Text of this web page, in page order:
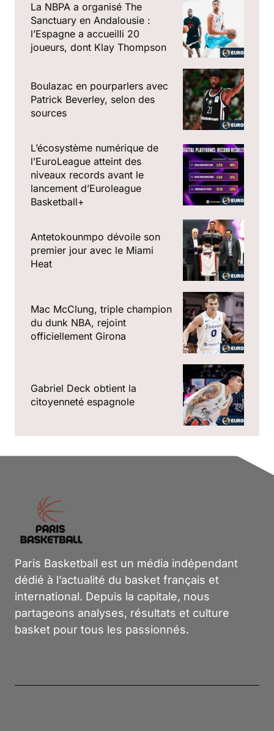
La NBPA a organisé The
Sanctuary en Andalousie :
l’Espagne a accueilli 20
joueurs, dont Klay Thompson
Boulazac en pourparlers avec
Patrick Beverley, selon des
sources
L’écosystème numérique de
l’EuroLeague atteint des
niveaux records avant le
lancement d’Euroleague
Basketball+
Antetokounmpo dévoile son
premier jour avec le Miami
Heat
Mac McClung, triple champion
du dunk NBA, rejoint
officiellement Girona
Gabriel Deck obtient la
citoyenneté espagnole
Paris Basketball est un média indépendant
dédié à l’actualité du basket français et
international. Depuis la capitale, nous
partageons analyses, résultats et culture
basket pour tous les passionnés.